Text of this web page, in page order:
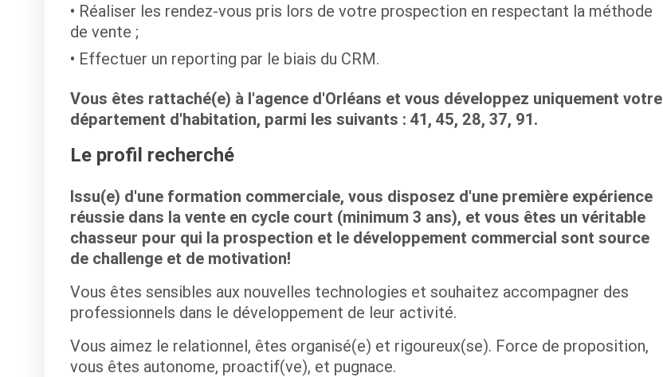
Réaliser les rendez-vous pris lors de votre prospection en respectant la méthode
de vente ;
Effectuer un reporting par le biais du CRM.
Vous êtes rattaché(e) à l'agence d'Orléans et vous développez uniquement votre
département d'habitation, parmi les suivants : 41, 45, 28, 37, 91.
Le profil recherché
Issu(e) d'une formation commerciale, vous disposez d'une première expérience
réussie dans la vente en cycle court (minimum 3 ans), et vous êtes un véritable
chasseur pour qui la prospection et le développement commercial sont source
de challenge et de motivation!
Vous êtes sensibles aux nouvelles technologies et souhaitez accompagner des
professionnels dans le développement de leur activité.
Vous aimez le relationnel, êtes organisé(e) et rigoureux(se). Force de proposition,
vous êtes autonome, proactif(ve), et pugnace.